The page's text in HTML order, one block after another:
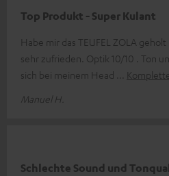
Top Produkt - Super Kulant
Habe mir das TEUFEL ZOLA
sehr zufrieden. Optik 10/10 . Ton
sich bei meinem Head
Manuel H.
Schlechte Sound und